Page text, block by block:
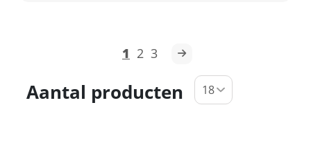
1 2 3
Aantal producten